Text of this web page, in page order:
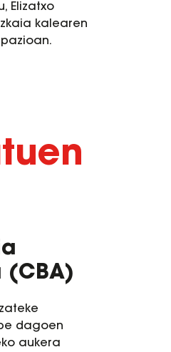
Elizatxo
kalearen
(CBA)
dagoen
aukera